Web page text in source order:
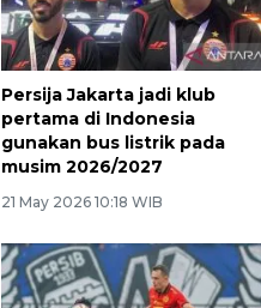
Persija Jakarta jadi klub
pertama di Indonesia
gunakan bus listrik pada
musim 2026/2027
21 May 2026 10:18 WIB